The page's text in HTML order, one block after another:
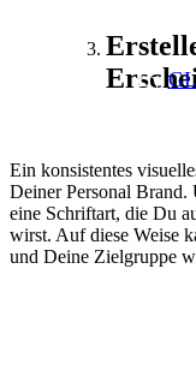
By
Ein konsistentes
Deiner Personal Brand.
eine Schriftart, die Du
wirst. Auf diese Weise
und Deine Zielgruppe